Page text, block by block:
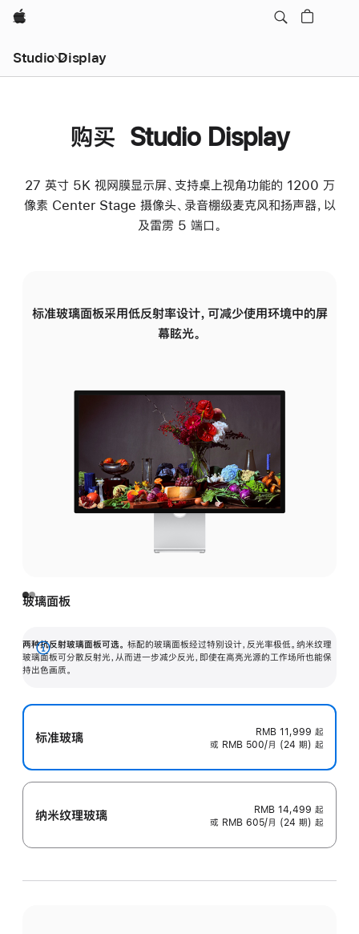
Apple
Studio Display
购买 Studio Display
27 英寸 5K 视网膜显示屏、支持桌上视角功能的 1200 万
像素 Center Stage 摄像头、录音棚级麦克风和扬声器，以
及雷雳 5 端口。
标准玻璃面板采用低反射率设计，可减少使用环境中的屏
幕眩光。
玻璃面板
两种抗反射玻璃面板可选。 标配的玻璃面板经过特别设计，反光率极低。纳米纹理
玻璃面板可分散反射光，从而进一步减少反光，即使在高亮光源的工作场所也能保
持出色画质。
展
开
标准玻璃 RMB 11,999 起
或 RMB 500/月 (24 期) 起
纳米纹理玻璃 RMB 14,499 起
或 RMB 605/月 (24 期) 起